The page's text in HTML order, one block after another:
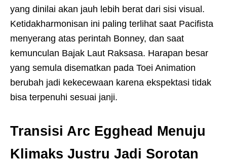
yang dinilai akan jauh lebih berat dari sisi visual.
Ketidakharmonisan ini paling terlihat saat Pacifista
menyerang atas perintah Bonney, dan saat
kemunculan Bajak Laut Raksasa. Harapan besar
yang semula disematkan pada Toei Animation
berubah jadi kekecewaan karena ekspektasi tidak
bisa terpenuhi sesuai janji.
Transisi Arc Egghead Menuju
Klimaks Justru Jadi Sorotan